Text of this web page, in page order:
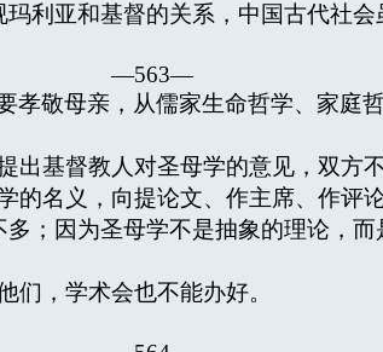
利亚和基督的关系，中国古代社
—563—
孝敬母亲，从儒家生命哲学、家庭
基督教人对圣母学的意见，双方
名义，向提论文、作主席、作评
；因为圣母学不是抽象的理论，
，学术会也不能办好。